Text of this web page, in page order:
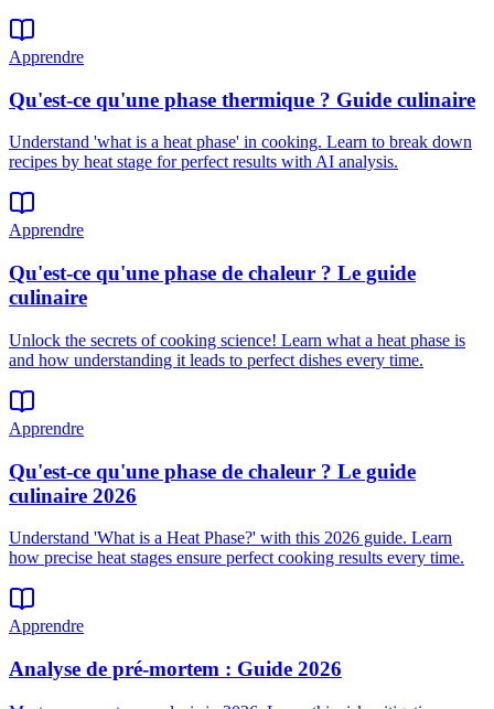
Apprendre
Qu'est-ce qu'une phase thermique ? Guide culinaire
Understand 'what is a heat phase' in cooking. Learn to break down
recipes by heat stage for perfect results with AI analysis.
Apprendre
Qu'est-ce qu'une phase de chaleur ? Le guide
culinaire
Unlock the secrets of cooking science! Learn what a heat phase is
and how understanding it leads to perfect dishes every time.
Apprendre
Qu'est-ce qu'une phase de chaleur ? Le guide
culinaire 2026
Understand 'What is a Heat Phase?' with this 2026 guide. Learn
how precise heat stages ensure perfect cooking results every time.
Apprendre
Analyse de pré-mortem : Guide 2026